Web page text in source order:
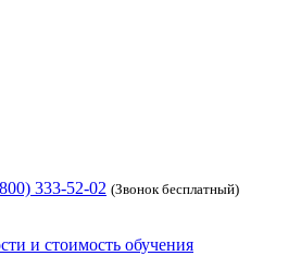
333-52-02 (Звонок бесплатный)
и стоимость обучения